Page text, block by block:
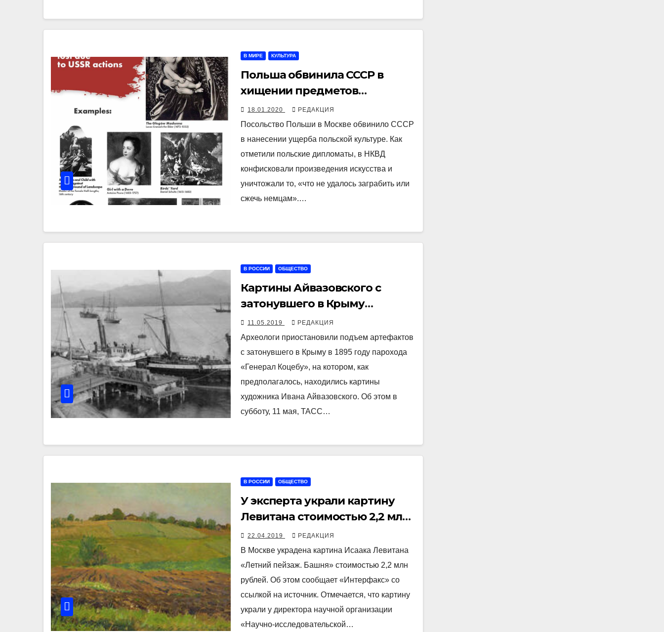
В МИРЕ КУЛЬТУРА
Польша обвинила СССР в
хищении предметов
польского искусства
18.01.2020 РЕДАКЦИЯ
Посольство Польши в Москве обвинило СССР
в нанесении ущерба польской культуре. Как
отметили польские дипломаты, в НКВД
конфисковали произведения искусства и
уничтожали то, «что не удалось заграбить или
сжечь немцам».…
В РОССИИ ОБЩЕСТВО
Картины Айвазовского с
затонувшего в Крыму
парохода могут быть
утрачены
11.05.2019 РЕДАКЦИЯ
Археологи приостановили подъем артефактов
с затонувшего в Крыму в 1895 году парохода
«Генерал Коцебу», на котором, как
предполагалось, находились картины
художника Ивана Айвазовского. Об этом в
субботу, 11 мая, ТАСС…
В РОССИИ ОБЩЕСТВО
У эксперта украли картину
Левитана стоимостью 2,2 млн
рублей
22.04.2019 РЕДАКЦИЯ
В Москве украдена картина Исаака Левитана
«Летний пейзаж. Башня» стоимостью 2,2 млн
рублей. Об этом сообщает «Интерфакс» со
ссылкой на источник. Отмечается, что картину
украли у директора научной организации
«Научно-исследовательской…